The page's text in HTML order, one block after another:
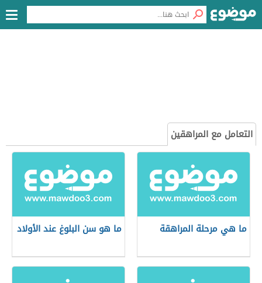
التعامل مع المراهقين
ما هي مرحلة المراهقة ما هو سن البلوغ عند الأولاد